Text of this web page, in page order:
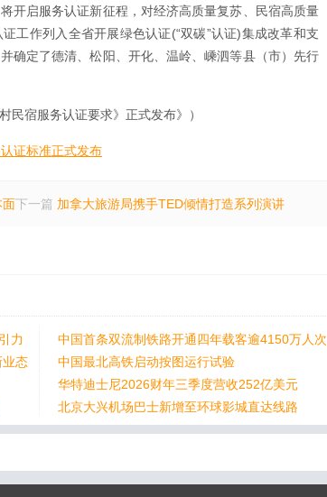
开启服务认证新征程，对经济高质量复苏、民宿高质量
工作列入全省开展绿色认证(“双碳”认证)集成改革和支
确定了德清、松阳、开化、温岭、嵊泗等县（市）先行
民宿服务认证要求》正式发布》）
证标准正式发布
面下一篇 加拿大旅游局携手TED倾情打造系列演讲
力
中国首条双流制铁路开通四年载客逾4150万人次
业态
中国最北高铁启动按图运行试验
华特迪士尼2026财年三季度营收252亿美元
北京大兴机场巴士新增至环球影城直达线路